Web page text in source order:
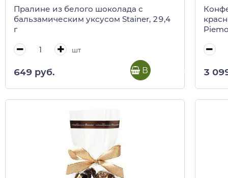
Пралине из белого шоколада с
бальзамическим уксусом Stainer, 29,4
г
шт
649 руб. В корзину 3